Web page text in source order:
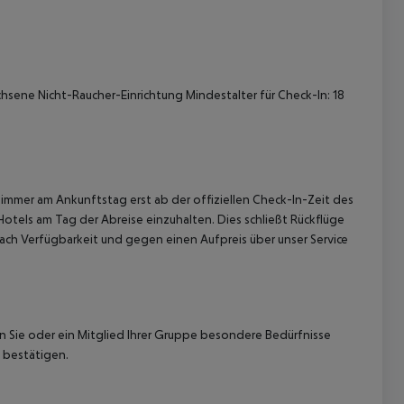
Nicht-Raucher-Einrichtung Mindestalter für Check-In: 18
am Ankunftstag erst ab der offiziellen Check-In-Zeit des
am Tag der Abreise einzuhalten. Dies schließt Rückflüge
Verfügbarkeit und gegen einen Aufpreis über unser Service
oder ein Mitglied Ihrer Gruppe besondere Bedürfnisse
bestätigen.